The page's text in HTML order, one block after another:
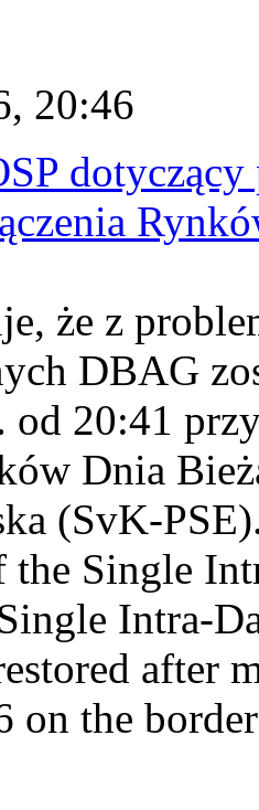
20:46
że z
DBAG
od 20:41
Dnia
(SvK-
the Single
Intra-
after
on the